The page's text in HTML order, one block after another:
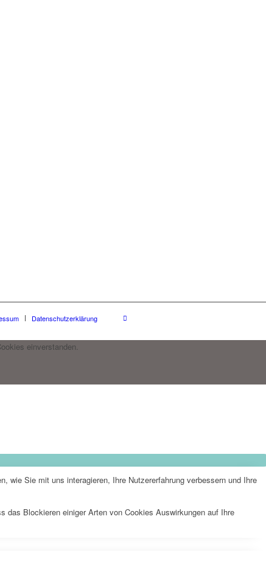
Datenschutzerklärung
einverstanden.
wie Sie mit uns interagieren, Ihre Nutzererfahrung verbessern und Ihre
das Blockieren einiger Arten von Cookies Auswirkungen auf Ihre